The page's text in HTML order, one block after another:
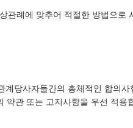
관례에 맞추어 적절한 방법으로
당사자들간의 총체적인 합의
약관 또는 고지사항을 우선 적용